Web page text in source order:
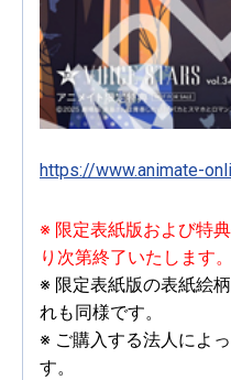
https://www.animate-
※ 限定表紙版および特
り次第終了いたします
※ 限定表紙版の表紙絵
れも同様です。
※ ご購入する法人によ
す。